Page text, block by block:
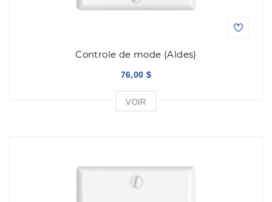
Controle de mode (Aldes)
76,00 $
VOIR